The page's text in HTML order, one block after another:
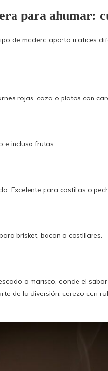
para ahumar:
de madera aporta matices
rojas, caza o platos con
e incluso frutas.
Excelente para costillas o
brisket, bacon o costillares.
o marisco, donde el
de la diversión: cerezo con